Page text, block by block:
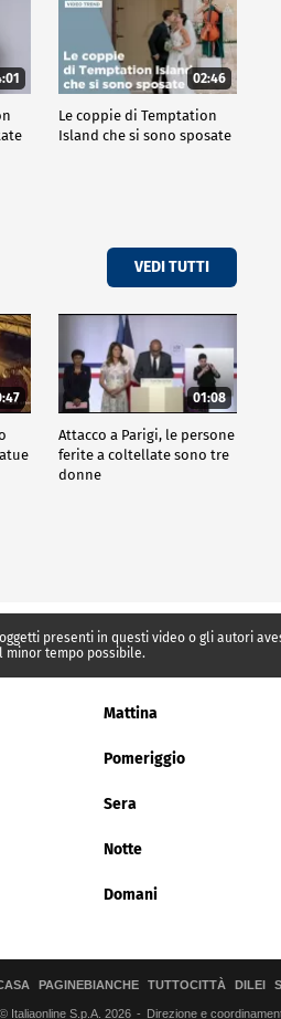
02:46
Le coppie di Temptation
Island che si sono sposate
VEDI TUTTI
01:08
Attacco a Parigi, le persone
ferite a coltellate sono tre
donne
presenti in questi video o gli autori
minor tempo possibile.
Mattina
Pomeriggio
Sera
Notte
Domani
PAGINEBIANCHE TUTTOCITTÀ DILEI
© Italiaonline S.p.A. 2026 Direzione e